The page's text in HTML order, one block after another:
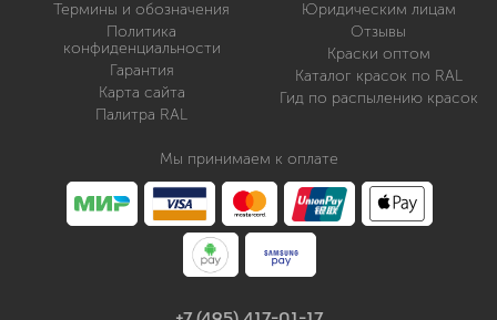
Термины и обозначения
Политика
конфиденциальности
Гарантия
Карта сайта
Палитра RAL
Юридическим лицам
Отзывы
Краски оптом
Каталог красок по RAL
Гид по распылению красок
Мы принимаем к оплате